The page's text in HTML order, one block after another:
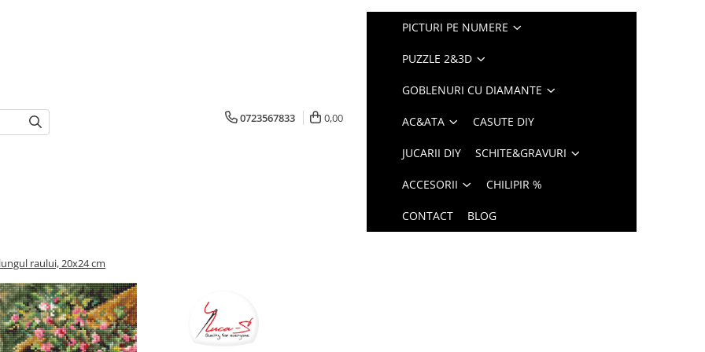
0723567833 0,00
PICTURI PE NUMERE
PUZZLE 2&3D
GOBLENURI CU DIAMANTE
AC&ATA CASUTE DIY
JUCARII DIY SCHITE&GRAVURI
ACCESORII CHILIPIR %
CONTACT BLOG
raului, 20x24 cm